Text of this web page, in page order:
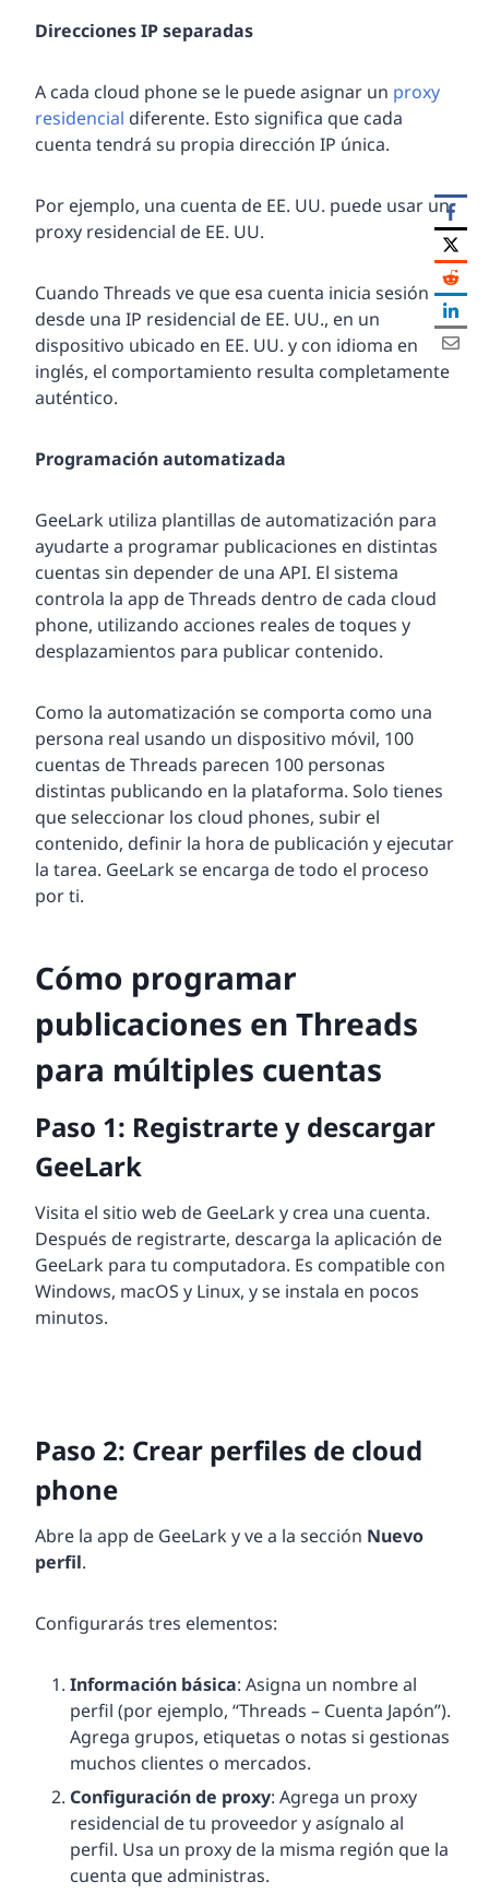
Direcciones IP separadas
A cada cloud phone se le puede asignar un proxy
residencial diferente. Esto significa que cada
cuenta tendrá su propia dirección IP única.
Por ejemplo, una cuenta de EE. UU. puede usar un
proxy residencial de EE. UU.
Cuando Threads ve que esa cuenta inicia sesión
desde una IP residencial de EE. UU., en un
dispositivo ubicado en EE. UU. y con idioma en
inglés, el comportamiento resulta completamente
auténtico.
Programación automatizada
GeeLark utiliza plantillas de automatización para
ayudarte a programar publicaciones en distintas
cuentas sin depender de una API. El sistema
controla la app de Threads dentro de cada cloud
phone, utilizando acciones reales de toques y
desplazamientos para publicar contenido.
Como la automatización se comporta como una
persona real usando un dispositivo móvil, 100
cuentas de Threads parecen 100 personas
distintas publicando en la plataforma. Solo tienes
que seleccionar los cloud phones, subir el
contenido, definir la hora de publicación y ejecutar
la tarea. GeeLark se encarga de todo el proceso
por ti.
Cómo programar
publicaciones en Threads
para múltiples cuentas
Paso 1: Registrarte y descargar
GeeLark
Visita el sitio web de GeeLark y crea una cuenta.
Después de registrarte, descarga la aplicación de
GeeLark para tu computadora. Es compatible con
Windows, macOS y Linux, y se instala en pocos
minutos.
Paso 2: Crear perfiles de cloud
phone
Abre la app de GeeLark y ve a la sección Nuevo
perfil.
Configurarás tres elementos:
Información básica: Asigna un nombre al
perfil (por ejemplo, “Threads – Cuenta Japón”).
Agrega grupos, etiquetas o notas si gestionas
muchos clientes o mercados.
Configuración de proxy: Agrega un proxy
residencial de tu proveedor y asígnalo al
perfil. Usa un proxy de la misma región que la
cuenta que administras.